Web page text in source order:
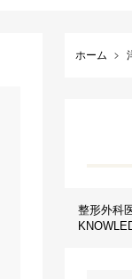
ホーム
整形外科